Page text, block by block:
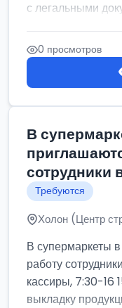
с легальными
0 просмотров
В
сотрудники
Требуются
Холон (Центр
В супермаркеты
работу
кассиры, 7:30-16
выкладку